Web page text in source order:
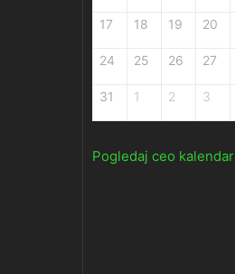
17 18 19 20
24 25 26 27
31 1 2 3
Pogledaj ceo kalendar